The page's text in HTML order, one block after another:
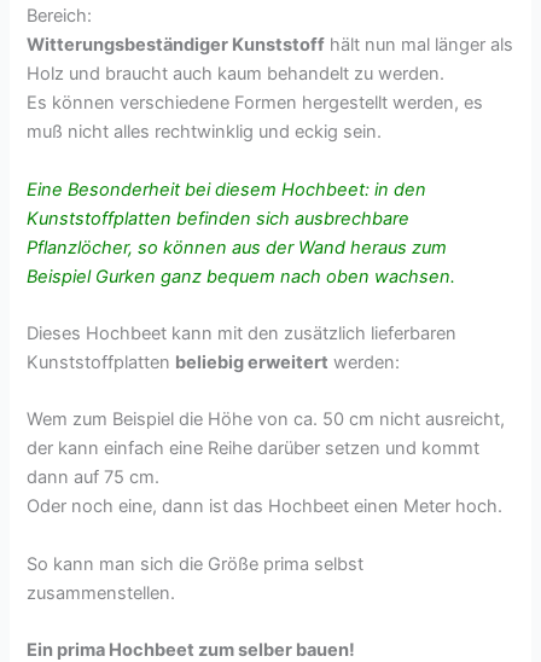
Bereich:
Witterungsbeständiger Kunststoff hält nun mal länger als
Holz und braucht auch kaum behandelt zu werden.
Es können verschiedene Formen hergestellt werden, es
muß nicht alles rechtwinklig und eckig sein.
Eine Besonderheit bei diesem Hochbeet: in den
Kunststoffplatten befinden sich ausbrechbare
Pflanzlöcher, so können aus der Wand heraus zum
Beispiel Gurken ganz bequem nach oben wachsen.
Dieses Hochbeet kann mit den zusätzlich lieferbaren
Kunststoffplatten beliebig erweitert werden:
Wem zum Beispiel die Höhe von ca. 50 cm nicht ausreicht,
der kann einfach eine Reihe darüber setzen und kommt
dann auf 75 cm.
Oder noch eine, dann ist das Hochbeet einen Meter hoch.
So kann man sich die Größe prima selbst
zusammenstellen.
Ein prima Hochbeet zum selber bauen!